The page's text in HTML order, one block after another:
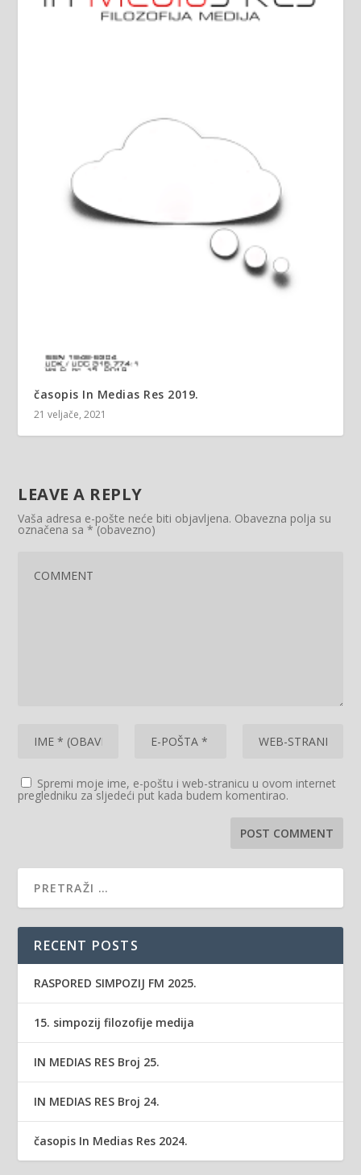
časopis In Medias Res 2019.
21 veljače, 2021
LEAVE A REPLY
Vaša adresa e-pošte neće biti objavljena. Obavezna polja su
označena sa* (obavezno)
Spremi moje ime, e-poštu i web-stranicu u ovom internet
pregledniku za sljedeći put kada budem komentirao.
RECENT POSTS
RASPORED SIMPOZIJ FM 2025.
15. simpozij filozofije medija
IN MEDIAS RES Broj 25.
IN MEDIAS RES Broj 24.
časopis In Medias Res 2024.